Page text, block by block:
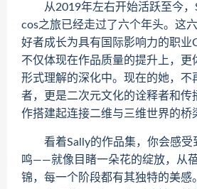
从2019年左右开始活跃至今，
cos之旅已经走过了六个年头。这
好者成长为具有国际影响力的职业
不仅体现在作品质量的提升上，更
形式理解的深化中。现在的她，不
者，更是二次元文化的诠释者和传
作搭建起连接二维与三维世界的桥
看着Sally的作品集，你会感受
鸣——就像目睹一朵花的绽放，从
锦，每一个阶段都有其独特的美感